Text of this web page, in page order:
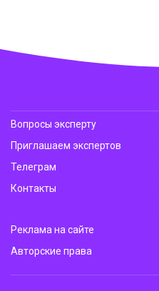
Вопросы эксперту
Приглашаем экспертов
Телеграм
Контакты
Реклама на сайте
Авторские права